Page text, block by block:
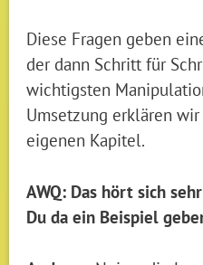
Diese Fragen geben
der dann Schritt für
wichtigsten
Umsetzung erklären
eigenen Kapitel.
AWQ: Das hört sich
Du da ein Beispiel